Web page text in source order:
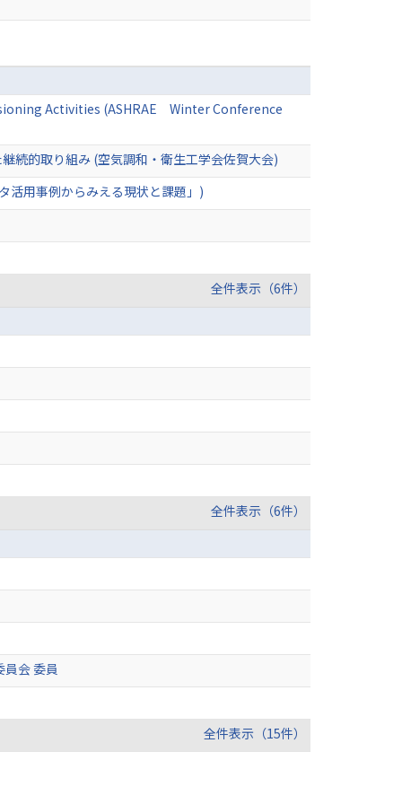
Activities (ASHRAE Winter Conference
続的取り組み (空気調和・衛生工学会佐賀大会)
活用事例からみえる現状と課題」)
全件表示（6件）
全件表示（6件）
会 委員
全件表示（15件）